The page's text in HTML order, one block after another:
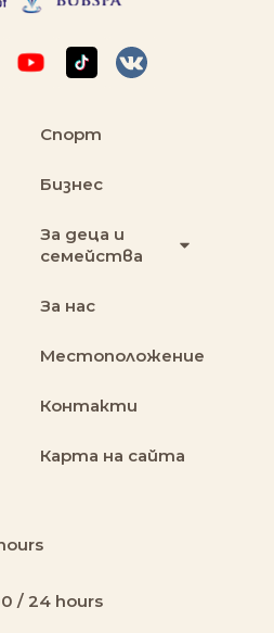
Спорт
Бизнес
За деца и
семейства
За нас
Местоположение
Контакти
Карта на сайта
/ 24 hours